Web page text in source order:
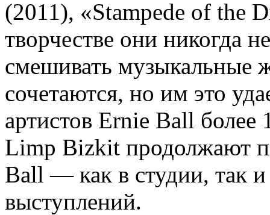
(2011), «Stampede of the
творчестве они никогда
смешивать музыкальные
сочетаются, но им это
артистов Ernie Ball более
Limp Bizkit продолжают
Ball — как в студии, так
выступлений.